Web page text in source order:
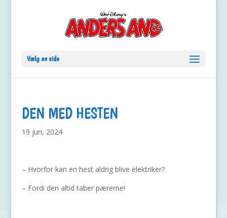
Vælg en side
DEN MED HESTEN
19 jun, 2024
– Hvorfor kan en hest aldrig blive elektriker?
– Fordi den altid taber pærerne!